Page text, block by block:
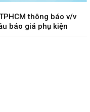
thông báo v/v
báo giá phụ kiện